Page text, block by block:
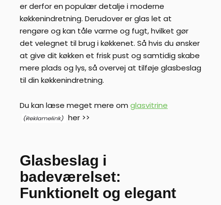
er derfor en populær detalje i moderne
køkkenindretning. Derudover er glas let at
rengøre og kan tåle varme og fugt, hvilket gør
det velegnet til brug i køkkenet. Så hvis du ønsker
at give dit køkken et frisk pust og samtidig skabe
mere plads og lys, så overvej at tilføje glasbeslag
til din køkkenindretning.
Du kan læse meget mere om glasvitrine
her >>
Glasbeslag i
badeværelset:
Funktionelt og elegant